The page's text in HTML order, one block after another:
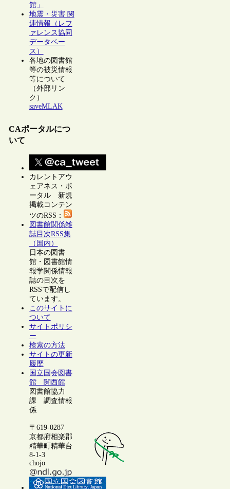
館」
地震・災害 関
連情報（レフ
ァレンス協同
データベー
ス）
各地の図書館
等の被災情報
等について
（外部リン
ク）
saveMLAK
CAポータルにつ
いて
カレントアウ
ェアネス・ポ
ータル 新規
掲載コンテン
ツのRSS：
図書館関係雑
誌目次RSS集
（国内）
日本の図書
館・図書館情
報学関係情報
誌の目次を
RSSで配信し
ています。
このサイトに
ついて
サイトポリシ
ー
検索の方法
サイトの更新
履歴
国立国会図書
館 関西館
図書館協力
課 調査情報
係
〒619-0287
京都府相楽郡
精華町精華台
8-1-3
chojo